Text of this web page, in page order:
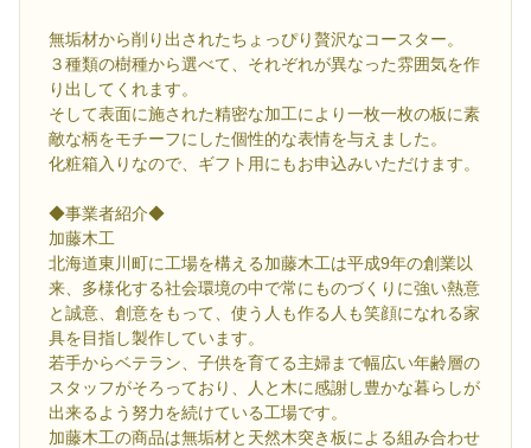
無垢材から削り出されたちょっぴり贅沢なコースター。
３種類の樹種から選べて、それぞれが異なった雰囲気を作
り出してくれます。
そして表面に施された精密な加工により一枚一枚の板に素
敵な柄をモチーフにした個性的な表情を与えました。
化粧箱入りなので、ギフト用にもお申込みいただけます。
◆事業者紹介◆
加藤木工
北海道東川町に工場を構える加藤木工は平成9年の創業以
来、多様化する社会環境の中で常にものづくりに強い熱意
と誠意、創意をもって、使う人も作る人も笑顔になれる家
具を目指し製作しています。
若手からベテラン、子供を育てる主婦まで幅広い年齢層の
スタッフがそろっており、人と木に感謝し豊かな暮らしが
出来るよう努力を続けている工場です。
加藤木工の商品は無垢材と天然木突き板による組み合わせ